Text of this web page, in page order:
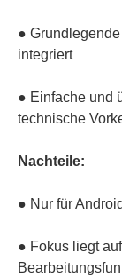
●
integriert
● Einfache und
technische
Nachteile:
● Nur für
● Fokus liegt